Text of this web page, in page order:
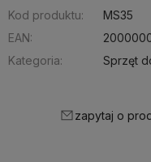
Kod produktu:
MS35
EAN:
Kategoria:
Sprzęt
zapytaj o